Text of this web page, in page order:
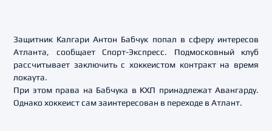
Защитник Калгари Антон Бабчук попал в сферу интересов
Атланта, сообщает Спорт-Экспресс. Подмосковный клуб
рассчитывает заключить с хоккеистом контракт на время
локаута.
При этом права на Бабчука в КХЛ принадлежат Авангарду.
Однако хоккеист сам заинтересован в переходе в Атлант.